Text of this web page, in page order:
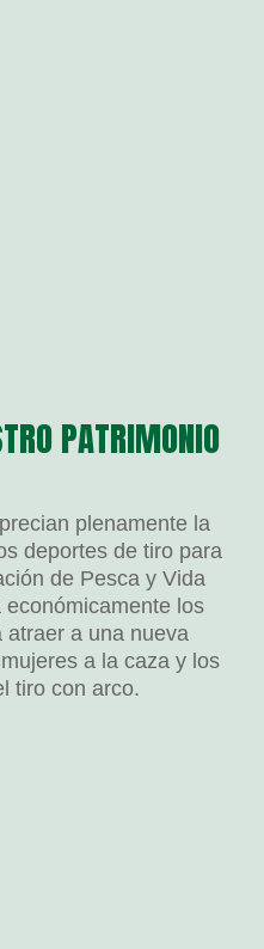
PATRIMONIO
plenamente la
deportes de tiro para
de Pesca y Vida
los
atraer a una nueva
a la caza y los
tiro con arco.